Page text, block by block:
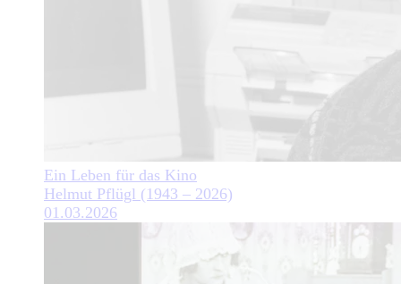
Ein Leben für das Kino
Helmut Pflügl (1943 – 2026)
01.03.2026